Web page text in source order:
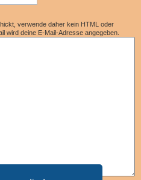
verwende daher kein HTML oder
wird deine E-Mail-Adresse angegeben.